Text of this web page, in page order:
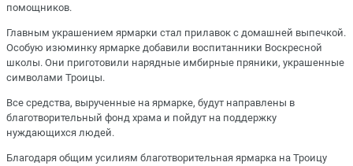
помощников.
Главным украшением ярмарки стал прилавок с домашней выпечкой.
Особую изюминку ярмарке добавили воспитанники Воскресной
школы. Они приготовили нарядные имбирные пряники, украшенные
символами Троицы.
Все средства, вырученные на ярмарке, будут направлены в
благотворительный фонд храма и пойдут на поддержку
нуждающихся людей.
Благодаря общим усилиям благотворительная ярмарка на Троицу